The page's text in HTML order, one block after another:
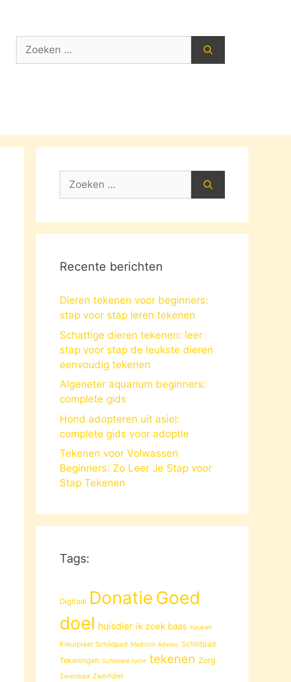
Zoek
Zoek
Recente berichten
Dieren tekenen voor beginners:
stap voor stap leren tekenen
Schattige dieren tekenen: leer
stap voor stap de leukste dieren
eenvoudig tekenen
Algeneter aquarium beginners:
complete gids
Hond adopteren uit asiel:
complete gids voor adoptie
Tekenen voor Volwassen
Beginners: Zo Leer Je Stap voor
Stap Tekenen
Tags:
Digitaal Donatie Goed
doel huisdier ik zoek baas Keuken
Kleurplaat Schildpad Medisch Advies Schildpad
Tekeningen Schonere lucht tekenen Zorg
Zwembad Zwerfdier